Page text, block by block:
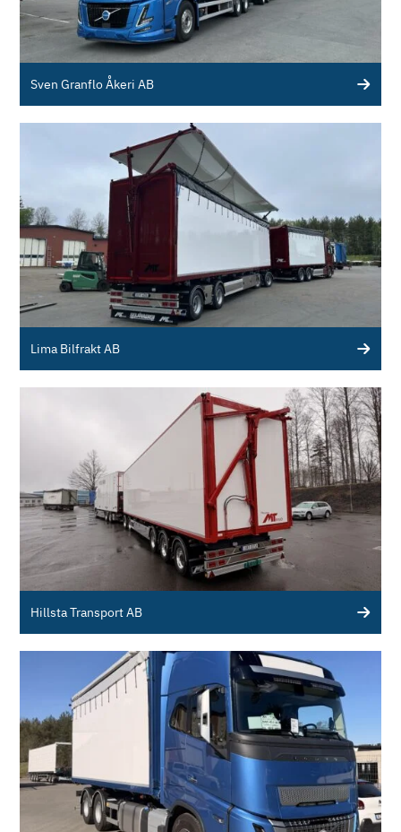
Sven Granflo Åkeri AB
Lima Bilfrakt AB
Hillsta Transport AB